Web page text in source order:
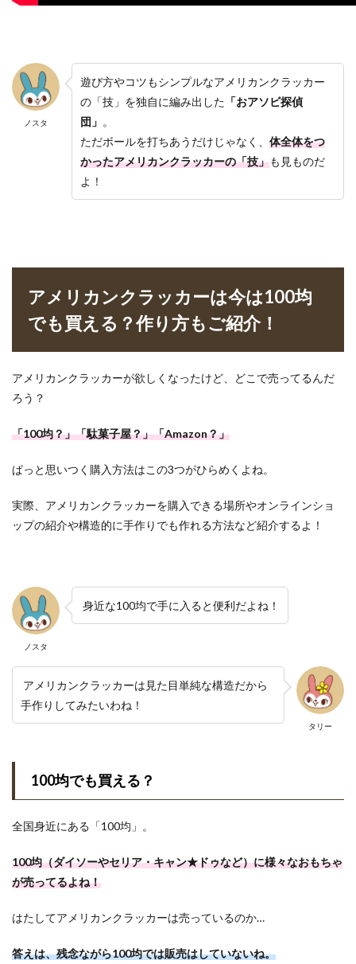
ノスタ
遊び方やコツもシンプルなアメリカンクラッカー
の「技」を独自に編み出した 「おアソビ探偵
団」 。
ただボールを打ちあうだけじゃなく、 体全体をつ
かったアメリカンクラッカーの「技」も見ものだ
よ！
アメリカンクラッカーは今は100均
でも買える？作り方もご紹介！
アメリカンクラッカーが欲しくなったけど、どこで売ってるんだ
ろう？
「100均？」「駄菓子屋？」「Amazon？」
ぱっと思いつく購入方法はこの3つがひらめくよね。
実際、アメリカンクラッカーを購入できる場所やオンラインショ
ップの紹介や構造的に手作りでも作れる方法など紹介するよ！
ノスタ
身近な100均で手に入ると便利だよね！
タリー
アメリカンクラッカーは見た目単純な構造だから
手作りしてみたいわね！
100均でも買える？
全国身近にある「100均」。
100均（ダイソーやセリア・キャン★ドゥなど）に様々なおもちゃ
が売ってるよね！
はたしてアメリカンクラッカーは売っているのか…
答えは、残念ながら100均では販売はしていないね。